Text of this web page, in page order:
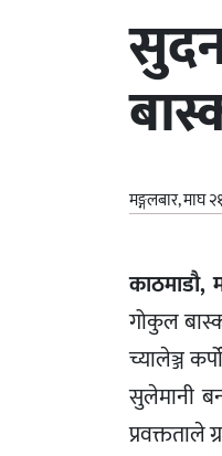
मङ्गलबार, माघ
गोकुल
च्यालेञ्ज
सुलेमानी
प्रवक्तताले